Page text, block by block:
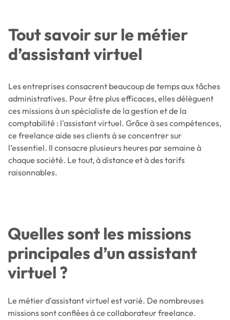
Tout savoir sur le métier
d’assistant virtuel
Les entreprises consacrent beaucoup de temps aux tâches
administratives. Pour être plus efficaces, elles délèguent
ces missions à un spécialiste de la gestion et de la
comptabilité : l'assistant virtuel. Grâce à ses compétences,
ce freelance aide ses clients à se concentrer sur
l’essentiel. Il consacre plusieurs heures par semaine à
chaque société. Le tout, à distance et à des tarifs
raisonnables.
Quelles sont les missions
principales d’un assistant
virtuel ?
Le métier d'assistant virtuel est varié. De nombreuses
missions sont confiées à ce collaborateur freelance.